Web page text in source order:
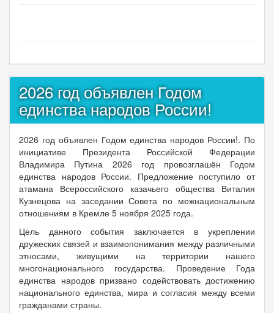
2026 год объявлен Годом
единства народов России!
2026 год объявлен Годом единства народов России!. По
инициативе Президента Российской Федерации
Владимира Путина 2026 год провозглашён Годом
единства народов России. Предложение поступило от
атамана Всероссийского казачьего общества Виталия
Кузнецова на заседании Совета по межнациональным
отношениям в Кремле 5 ноября 2025 года.
Цель данного события заключается в укреплении
дружеских связей и взаимопонимания между различными
этносами, живущими на территории нашего
многонационального государства. Проведение Года
единства народов призвано содействовать достижению
национального единства, мира и согласия между всеми
гражданами страны.